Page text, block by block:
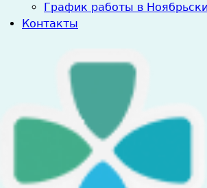
График работы в
Контакты